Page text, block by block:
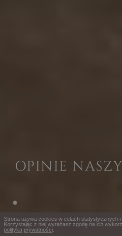
OPINIE
Strona używa cookies w celach statystycznych i
Korzystając z niej wyrażasz zgodę na ich
polityką prywatności.